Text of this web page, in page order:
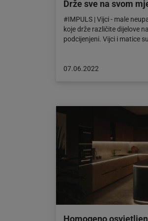
Drže sve na svom
#IMPULS | Vijci - male
koje drže različite dijelove
podcijenjeni. Vijci i matice
Objava
07.06.2022